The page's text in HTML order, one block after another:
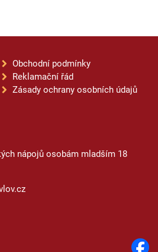
Obchodní podmínky
Reklamační řád
Zásady ochrany osobních údajů
nápojů osobám mladším 18